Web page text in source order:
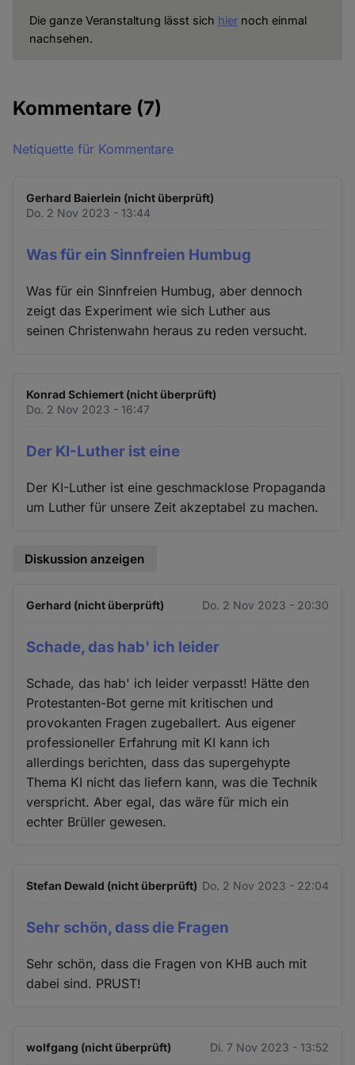
Die ganze Veranstaltung lässt sich hiernoch einmal
nachsehen.
Kommentare (7)
Netiquette für Kommentare
Gerhard Baierlein (nicht überprüft)
Do. 2 Nov 2023 - 13:44
Was für ein Sinnfreien Humbug
Was für ein Sinnfreien Humbug, aber dennoch
zeigt das Experiment wie sich Luther aus
seinen Christenwahn heraus zu reden versucht.
Konrad Schiemert (nicht überprüft)
Do. 2 Nov 2023 - 16:47
Der KI-Luther ist eine
Der KI-Luther ist eine geschmacklose Propaganda
um Luther für unsere Zeit akzeptabel zu machen.
Diskussion anzeigen
Gerhard (nicht überprüft) Do. 2 Nov 2023 - 20:30
Schade, das hab' ich leider
Schade, das hab' ich leider verpasst! Hätte den
Protestanten-Bot gerne mit kritischen und
provokanten Fragen zugeballert. Aus eigener
professioneller Erfahrung mit KI kann ich
allerdings berichten, dass das supergehypte
Thema KI nicht das liefern kann, was die Technik
verspricht. Aber egal, das wäre für mich ein
echter Brüller gewesen.
Stefan Dewald (nicht überprüft) Do. 2 Nov 2023 - 22:04
Sehr schön, dass die Fragen
Sehr schön, dass die Fragen von KHB auch mit
dabei sind. PRUST!
wolfgang (nicht überprüft) Di. 7 Nov 2023 - 13:52